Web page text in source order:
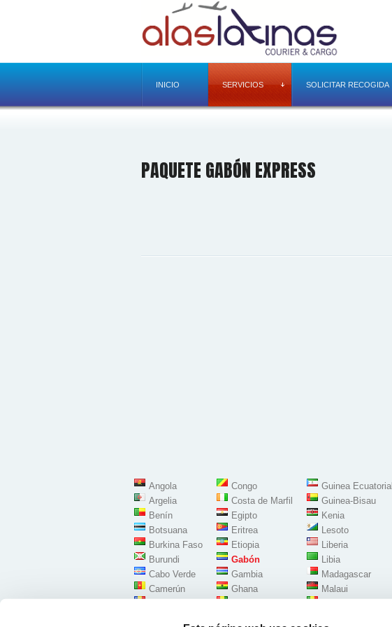
INICIO SERVICIOS SOLICITAR RECOGIDA
PAQUETE GABÓN EXPRESS
Angola
Argelia
Benín
Botsuana
Burkina Faso
Burundi
Cabo Verde
Camerún
Congo
Costa de Marfil
Egipto
Eritrea
Etiopia
Gabón
Gambia
Ghana
Guinea Ecuatorial
Guinea-Bisau
Kenia
Lesoto
Liberia
Libia
Madagascar
Malaui